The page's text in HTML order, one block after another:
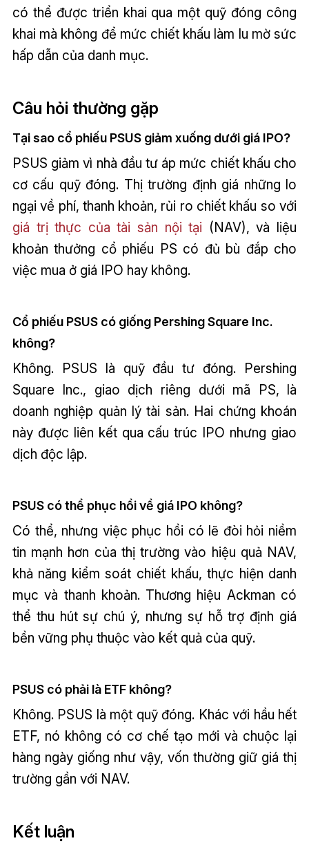
có thể được triển khai qua một quỹ đóng công
khai mà không để mức chiết khấu làm lu mờ sức
hấp dẫn của danh mục.
Câu hỏi thường gặp
Tại sao cổ phiếu PSUS giảm xuống dưới giá IPO?
PSUS giảm vì nhà đầu tư áp mức chiết khấu cho
cơ cấu quỹ đóng. Thị trường định giá những lo
ngại về phí, thanh khoản, rủi ro chiết khấu so với
giá trị thực của tài sản nội tại (NAV), và liệu
khoản thưởng cổ phiếu PS có đủ bù đắp cho
việc mua ở giá IPO hay không.
Cổ phiếu PSUS có giống Pershing Square Inc.
không?
Không. PSUS là quỹ đầu tư đóng. Pershing
Square Inc., giao dịch riêng dưới mã PS, là
doanh nghiệp quản lý tài sản. Hai chứng khoán
này được liên kết qua cấu trúc IPO nhưng giao
dịch độc lập.
PSUS có thể phục hồi về giá IPO không?
Có thể, nhưng việc phục hồi có lẽ đòi hỏi niềm
tin mạnh hơn của thị trường vào hiệu quả NAV,
khả năng kiểm soát chiết khấu, thực hiện danh
mục và thanh khoản. Thương hiệu Ackman có
thể thu hút sự chú ý, nhưng sự hỗ trợ định giá
bền vững phụ thuộc vào kết quả của quỹ.
PSUS có phải là ETF không?
Không. PSUS là một quỹ đóng. Khác với hầu hết
ETF, nó không có cơ chế tạo mới và chuộc lại
hàng ngày giống như vậy, vốn thường giữ giá thị
trường gần với NAV.
Kết luận